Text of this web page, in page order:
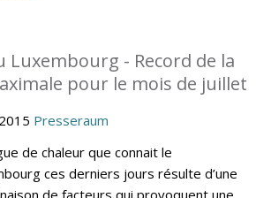
Luxembourg - Record de la
pour le mois de juillet
Presseraum
de chaleur que connait le
ces derniers jours résulte d’une
de facteurs qui provoquent une